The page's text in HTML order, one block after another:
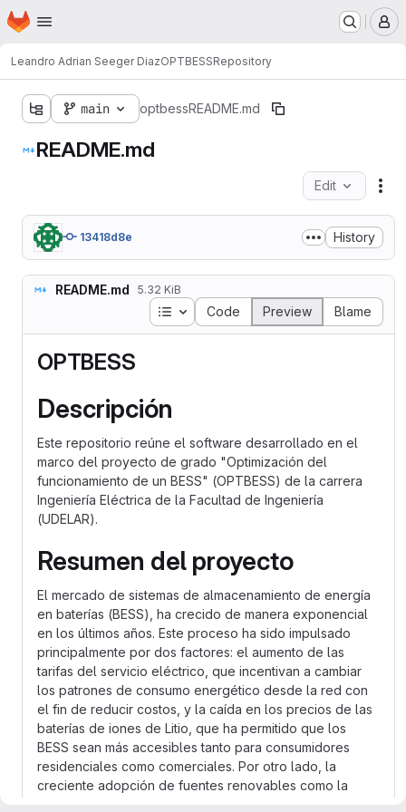
Skip to main content
Homepage
Leandro Adrian Seeger DiazOPTBESSRepository
main optbessREADME.md
README.md
Edit
13418d8e History
README.md 5.32 KiB
Table of contents
Code Preview Blame
OPTBESS
Descripción
Este repositorio reúne el software desarrollado en el
marco del proyecto de grado "Optimización del
funcionamiento de un BESS" (OPTBESS) de la carrera
Ingeniería Eléctrica de la Facultad de Ingeniería
(UDELAR).
Resumen del proyecto
El mercado de sistemas de almacenamiento de energía
en baterías (BESS), ha crecido de manera exponencial
en los últimos años. Este proceso ha sido impulsado
principalmente por dos factores: el aumento de las
tarifas del servicio eléctrico, que incentivan a cambiar
los patrones de consumo energético desde la red con
el fin de reducir costos, y la caída en los precios de las
baterías de iones de Litio, que ha permitido que los
BESS sean más accesibles tanto para consumidores
residenciales como comerciales. Por otro lado, la
creciente adopción de fuentes renovables como la